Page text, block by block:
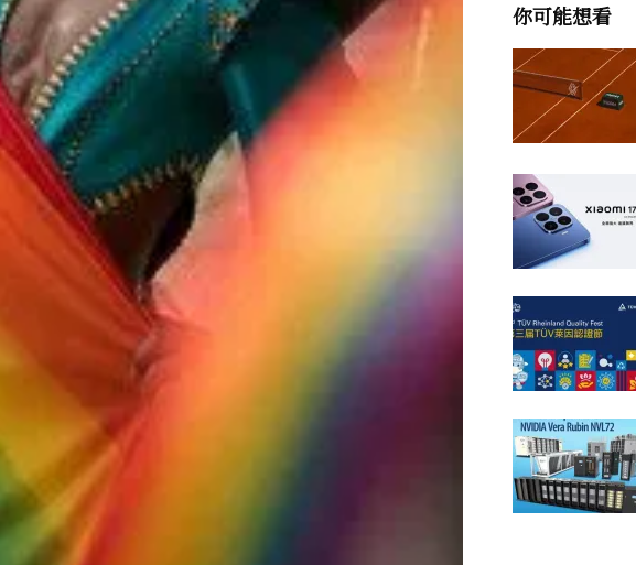
你可能想看